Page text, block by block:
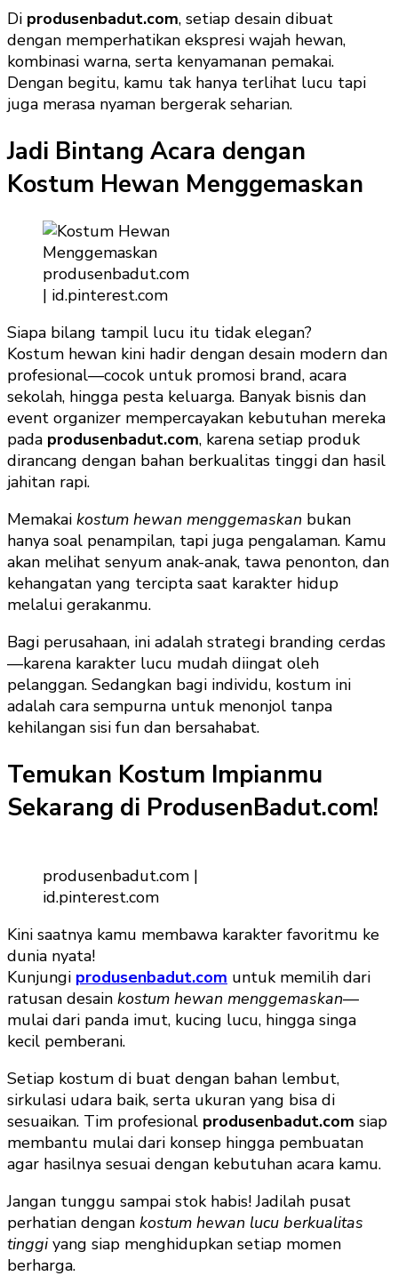
Di produsenbadut.com, setiap desain dibuat
dengan memperhatikan ekspresi wajah hewan,
kombinasi warna, serta kenyamanan pemakai.
Dengan begitu, kamu tak hanya terlihat lucu tapi
juga merasa nyaman bergerak seharian.
Jadi Bintang Acara dengan
Kostum Hewan Menggemaskan
produsenbadut.com
| id.pinterest.com
Siapa bilang tampil lucu itu tidak elegan?
Kostum hewan kini hadir dengan desain modern dan
profesional—cocok untuk promosi brand, acara
sekolah, hingga pesta keluarga. Banyak bisnis dan
event organizer mempercayakan kebutuhan mereka
pada produsenbadut.com, karena setiap produk
dirancang dengan bahan berkualitas tinggi dan hasil
jahitan rapi.
Memakai kostum hewan menggemaskan bukan
hanya soal penampilan, tapi juga pengalaman. Kamu
akan melihat senyum anak-anak, tawa penonton, dan
kehangatan yang tercipta saat karakter hidup
melalui gerakanmu.
Bagi perusahaan, ini adalah strategi branding cerdas
—karena karakter lucu mudah diingat oleh
pelanggan. Sedangkan bagi individu, kostum ini
adalah cara sempurna untuk menonjol tanpa
kehilangan sisi fun dan bersahabat.
Temukan Kostum Impianmu
Sekarang di ProdusenBadut.com!
produsenbadut.com |
id.pinterest.com
Kini saatnya kamu membawa karakter favoritmu ke
dunia nyata!
Kunjungi produsenbadut.com untuk memilih dari
ratusan desain kostum hewan menggemaskan—
mulai dari panda imut, kucing lucu, hingga singa
kecil pemberani.
Setiap kostum di buat dengan bahan lembut,
sirkulasi udara baik, serta ukuran yang bisa di
sesuaikan. Tim profesional produsenbadut.com siap
membantu mulai dari konsep hingga pembuatan
agar hasilnya sesuai dengan kebutuhan acara kamu.
Jangan tunggu sampai stok habis! Jadilah pusat
perhatian dengan kostum hewan lucu berkualitas
tinggiyang siap menghidupkan setiap momen
berharga.